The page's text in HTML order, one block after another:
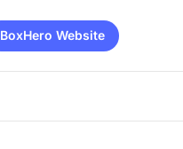
BoxHero Website